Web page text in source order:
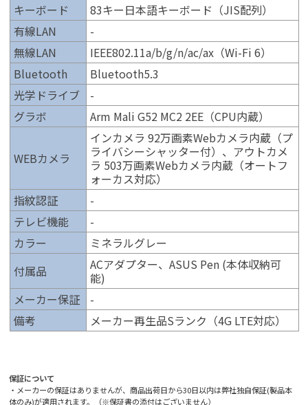
キーボード
83キー日本語キーボード（JIS配列）
有線LAN
-
無線LAN
IEEE802.11a/b/g/n/ac/ax（Wi-Fi 6）
Bluetooth
Bluetooth5.3
光学ドライブ
-
グラボ
Arm Mali G52 MC2 2EE（CPU内蔵）
WEBカメラ
インカメラ 92万画素Webカメラ内蔵（プ
ライバシーシャッター付）、アウトカメ
ラ 503万画素Webカメラ内蔵（オートフ
ォーカス対応）
指紋認証
-
テレビ機能
-
カラー
ミネラルグレー
付属品
ACアダプター、ASUS Pen (本体収納可
能)
メーカー保証
-
備考
メーカー再生品Sランク（4G LTE対応）
保証について
・メーカーの保証はありませんが、商品出荷日から30日以内は弊社独自保証(製品本
体のみ)が適用されます。（※保証書の添付はございません）